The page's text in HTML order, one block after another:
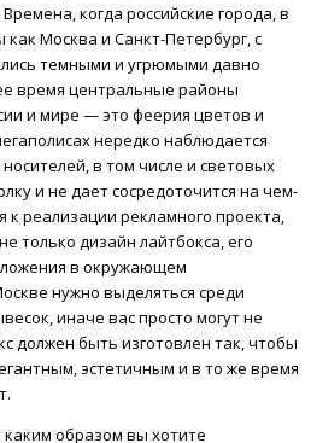
когда российские города, в
как Москва и Санкт-Петербург, с
темными и угрюмыми давно
время центральные районы
и мире — это феерия цветов и
нередко наблюдается
в том числе и световых
и не дает сосредоточится на чем-
к реализации рекламного проекта,
только дизайн лайтбокса, его
в окружающем
нужно выделяться среди
иначе вас просто могут не
должен быть изготовлен так, чтобы
эстетичным и в то же время
каким образом вы хотите